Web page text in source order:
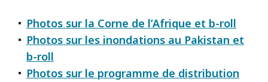
Photos sur la Corne de l’Afrique et b-roll
Photos sur les inondations au Pakistan et
b-roll
Photos sur le programme de distribution